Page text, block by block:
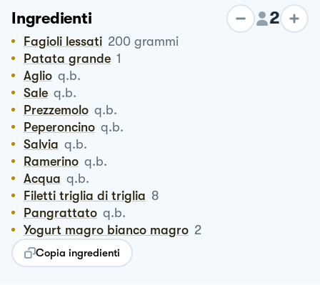
Ingredienti 2
Fagioli lessati 200 grammi
Patata grande 1
Aglio q.b.
Sale q.b.
Prezzemolo q.b.
Peperoncino q.b.
Salvia q.b.
Ramerino q.b.
Acqua q.b.
Filetti triglia di triglia 8
Pangrattato q.b.
Yogurt magro bianco magro 2
Copia ingredienti